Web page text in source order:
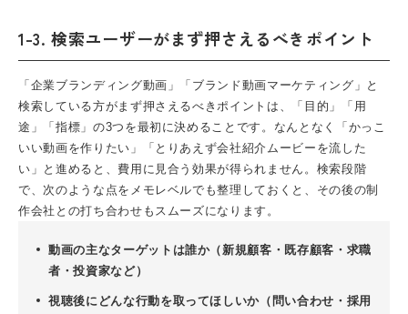
1-3. 検索ユーザーがまず押さえるべきポイント
「企業ブランディング動画」「ブランド動画マーケティング」と
検索している方がまず押さえるべきポイントは、「目的」「用
途」「指標」の3つを最初に決めることです。なんとなく「かっこ
いい動画を作りたい」「とりあえず会社紹介ムービーを流した
い」と進めると、費用に見合う効果が得られません。検索段階
で、次のような点をメモレベルでも整理しておくと、その後の制
作会社との打ち合わせもスムーズになります。
動画の主なターゲットは誰か（新規顧客・既存顧客・求職
者・投資家など）
視聴後にどんな行動を取ってほしいか（問い合わせ・採用